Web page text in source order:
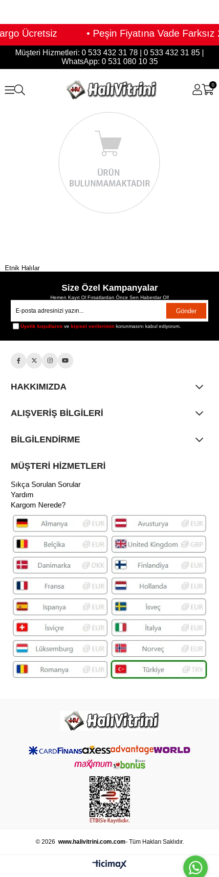
Ücretsiz • Peşin Fiyatına Vade
Müşteri Hizmetleri: 0 533 432 31 78 | 0 533 432 31 85 |
WhatsApp: 0 531 080 10 35
0
Etnik Halılar
Size Özel Kampanyalar
Hemen Kayıt Ol Fırsatlardan Önce Sen Haberdar Ol!
Gönder
Üyelik koşullarını vekişisel verilerimin korunmasını kabul ediyorum.
HAKKIMIZDA
ALIŞVERİŞ BİLGİLERİ
BİLGİLENDİRME
MÜŞTERİ HİZMETLERİ
Sıkça Sorulan Sorular
Yardım
Kargom Nerede?
© 2026 www.halivitrini.com.com- Tüm Hakları Saklıdır.